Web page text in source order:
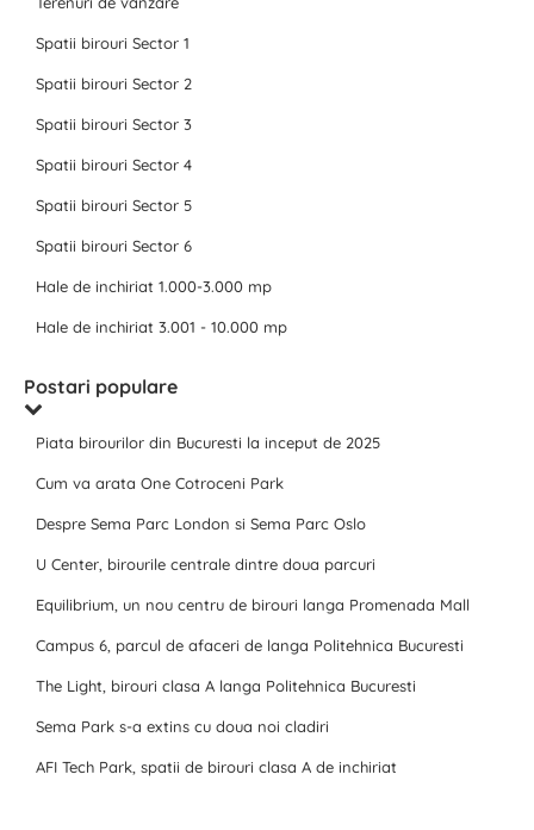
Spatii birouri Sector 1
Spatii birouri Sector 2
Spatii birouri Sector 3
Spatii birouri Sector 4
Spatii birouri Sector 5
Spatii birouri Sector 6
Hale de inchiriat 1.000-3.000 mp
Hale de inchiriat 3.001 - 10.000 mp
Postari populare
Piata birourilor din Bucuresti la inceput de 2025
Cum va arata One Cotroceni Park
Despre Sema Parc London si Sema Parc Oslo
U Center, birourile centrale dintre doua parcuri
Equilibrium, un nou centru de birouri langa Promenada Mall
Campus 6, parcul de afaceri de langa Politehnica Bucuresti
The Light, birouri clasa A langa Politehnica Bucuresti
Sema Park s-a extins cu doua noi cladiri
AFI Tech Park, spatii de birouri clasa A de inchiriat